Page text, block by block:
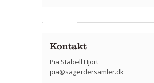
Kontakt
Pia Stabell Hjort
pia@sagerdersamler.dk